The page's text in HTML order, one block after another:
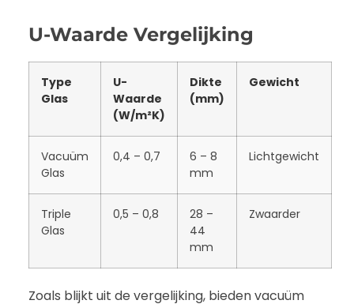
U-Waarde Vergelijking
Type
Glas
U-
Waarde
(W/m²K)
Dikte
(mm)
Gewicht
Vacuüm
Glas
0,4 – 0,7
6 – 8
mm
Lichtgewicht
Triple
Glas
0,5 – 0,8
28 –
44
mm
Zwaarder
Zoals blijkt uit de vergelijking, bieden vacuüm